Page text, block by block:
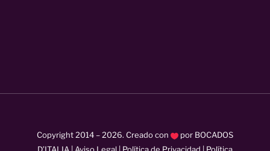
Copyright 2014 –2026. Creado con por BOCADOS